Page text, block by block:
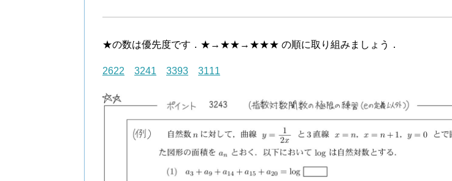
★の数は優先度です．★→★★→★★★ の順に取り組みましょう．
2622 3241 3393 3111